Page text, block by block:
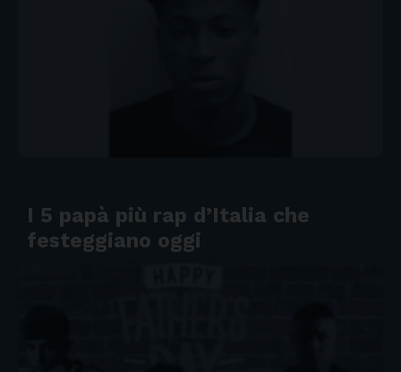
I 5 papà più rap d’Italia che
festeggiano oggi